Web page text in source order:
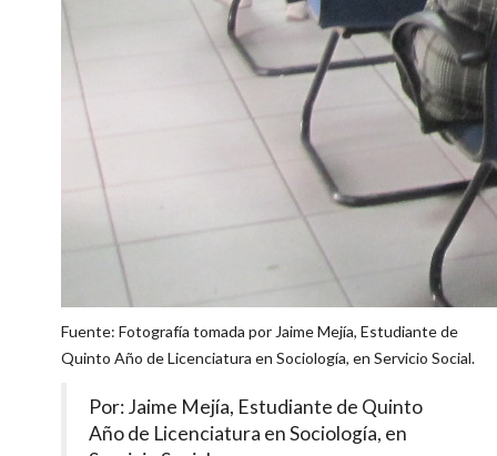
Fuente: Fotografía tomada por Jaime Mejía, Estudiante de
Quinto Año de Licenciatura en Sociología, en Servicio Social.
Por: Jaime Mejía, Estudiante de Quinto
Año de Licenciatura en Sociología, en